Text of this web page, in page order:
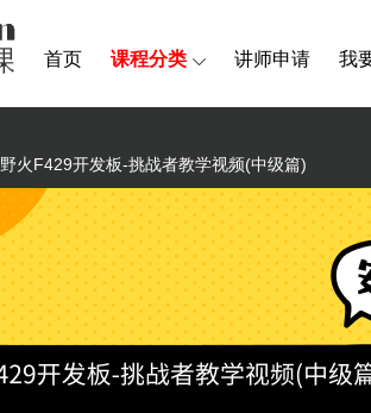
首页 课程分类 讲师申请 我
野火F429开发板-挑战者教学视频(中级篇)